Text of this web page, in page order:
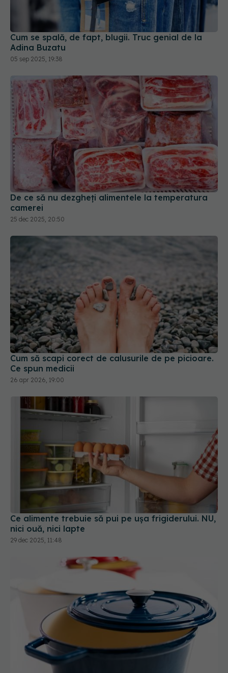
Cum se spală, de fapt, blugii. Truc genial de la
Adina Buzatu
05 sep 2025, 19:38
De ce să nu dezgheți alimentele la temperatura
camerei
25 dec 2025, 20:50
Cum să scapi corect de calusurile de pe picioare.
Ce spun medicii
26 apr 2026, 19:00
Ce alimente trebuie să pui pe ușa frigiderului. NU,
nici ouă, nici lapte
29 dec 2025, 11:48